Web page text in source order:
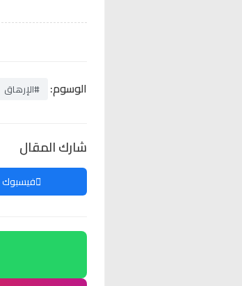
الوسوم: #الإرهاق
شارك المقال
فيسبوك